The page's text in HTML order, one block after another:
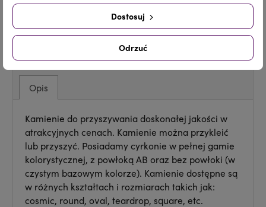
UdostępnijTweetujPinterest
Opis
Kamienie do przyszywania doskonałej jakości w
atrakcyjnych cenach. Kamienie można przykleić
lub przyszyć. Posiadamy cyrkonie w pełnej gamie
kolorystycznej, z powłoką AB oraz bez powłoki (w
czystym bazowym kolorze). Kamienie dostępne są
w różnych kształtach i rozmiarach takich jak:
cosmic, round, oval, teardrop, square, etc.
Odrzuć
Dostosuj